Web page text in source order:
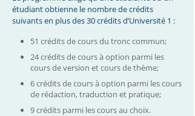
étudiant obtienne le nombre de crédits
suivants en plus des 30 crédits d’Université 1 :
51 crédits de cours du tronc commun;
24 crédits de cours à option parmi les
cours de version et cours de thème;
6 crédits de cours à option parmi les cours
de rédaction, traduction et pratique;
9 crédits parmi les cours au choix.